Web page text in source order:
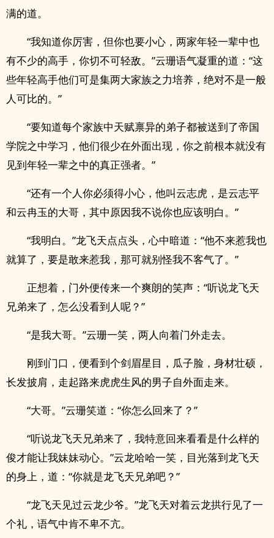
满的道。
“我知道你厉害，但你也要小心，两家年轻一辈中也
有不少的高手，你切不可轻敌。”云珊语气凝重的道：“这
些年轻高手他们可是集两大家族之力培养，绝对不是一般
人可比的。”
“要知道每个家族中天赋禀异的弟子都被送到了帝国
学院之中学习，他们很少在外面出现，你之前根本就没有
见到年轻一辈之中的真正强者。”
“还有一个人你必须得小心，他叫云志虎，是云志平
和云冉玉的大哥，其中原因我不说你也应该明白。”
“我明白。”龙飞天点点头，心中暗道：“他不来惹我也
就算了，要是敢来惹我，那可就别怪我不客气了。”
正想着，门外便传来一个爽朗的笑声：“听说龙飞天
兄弟来了，怎么没看到人呢？”
“是我大哥。”云珊一笑，两人向着门外走去。
刚到门口，便看到个剑眉星目，瓜子脸，身材壮硕，
长发披肩，走起路来虎虎生风的男子自外面走来。
“大哥。”云珊笑道：“你怎么回来了？”
“听说龙飞天兄弟来了，我特意回来看看是什么样的
俊才能让我妹妹动心。”云龙哈哈一笑，目光落到龙飞天
的身上，道：“你就是龙飞天兄弟吧？”
“龙飞天见过云龙少爷。”龙飞天对着云龙拱行见了一
个礼，语气中肯不卑不亢。